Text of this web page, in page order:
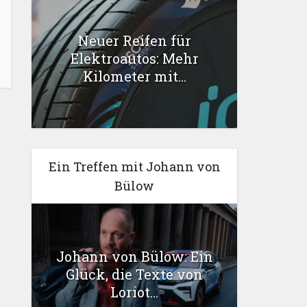
Neuer Reifen für
Elektroautos: Mehr
Kilometer mit...
Ein Treffen mit Johann von
Bülow
Johann von Bülow: Ein
Glück, die Texte von
Loriot...